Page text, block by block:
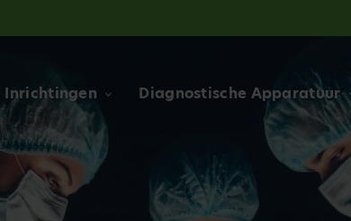
Inrichtingen Diagnostische Apparatuur